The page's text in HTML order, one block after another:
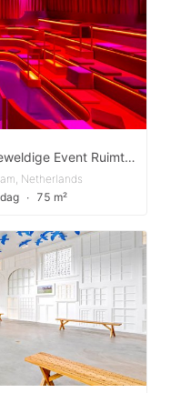
The Red Space @droog: Geweldige Event Ruimte met Tuin
Netherlands
∙ 75 m²